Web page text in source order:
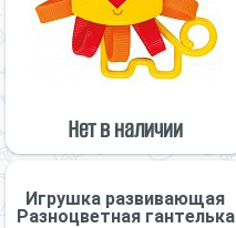
Нет в наличии
Игрушка развивающая
Разноцветная гантелька